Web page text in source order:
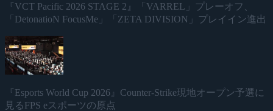
『VCT Pacific 2026 STAGE 2』「VARREL」プレーオフ、
「DetonatioN FocusMe」「ZETA DIVISION」プレイイン進出
『Esports World Cup 2026』Counter-Strike現地オープン予選に
見るFPS eスポーツの原点